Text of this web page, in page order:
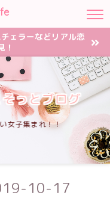
ェラーなどリアル恋
！
っとブログ
女子集まれ！！
10-17